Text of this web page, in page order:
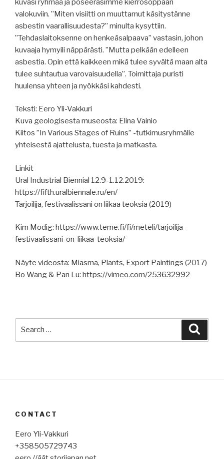
kuvasi ryhmää ja poseerasimme kierrosoppaan
valokuviin. ”Miten visiitti on muuttamut käsitystänne
asbestin vaarallisuudesta?” minulta kysyttiin.
”Tehdaslaitoksenne on henkeäsalpaava” vastasin, johon
kuvaaja hymyili näppärästi. ”Mutta pelkään edelleen
asbestia. Opin että kaikkeen mikä tulee syvältä maan alta
tulee suhtautua varovaisuudella”. Toimittaja puristi
huulensa yhteen ja nyökkäsi kahdesti.
Teksti: Eero Yli-Vakkuri
Kuva geologisesta museosta: Elina Vainio
Kiitos ”In Various Stages of Ruins” -tutkimusryhmälle
yhteisestä ajattelusta, tuesta ja matkasta.
Linkit
Ural Industrial Biennial 12.9-1.12.2019:
https://fifth.uralbiennale.ru/en/
Tarjoilija, festivaalissani on liikaa teoksia (2019)
Kim Modig: https://www.teme.fi/fi/meteli/tarjoilija-
festivaalissani-on-liikaa-teoksia/
Näyte videosta: Miasma, Plants, Export Paintings (2017)
Bo Wang & Pan Lu: https://vimeo.com/253632992
CONTACT
Eero Yli-Vakkuri
+358505729743